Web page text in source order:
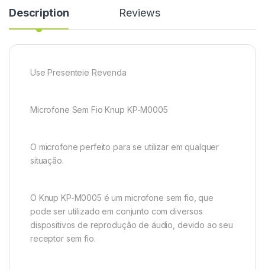
Description Reviews
Use Presenteie Revenda
Microfone Sem Fio Knup KP-M0005
O microfone perfeito para se utilizar em qualquer
situação.
O Knup KP-M0005 é um microfone sem fio, que
pode ser utilizado em conjunto com diversos
dispositivos de reprodução de áudio, devido ao seu
receptor sem fio.